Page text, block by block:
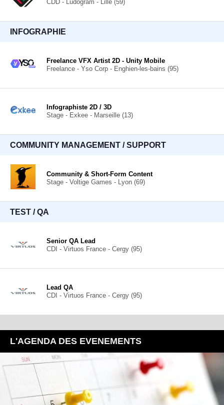
CDD - Ludogram - Lille (59)
INFOGRAPHIE
Freelance VFX Artist 2D - Unity Mobile
Freelance - Yso Corp - Enghien-les-bains (95)
Infographiste 2D / 3D
Stage - Exkee - Marseille (13)
COMMUNITY MANAGEMENT / SUPPORT
Community & Short-Form Content
Stage - Voltige Games - Lyon (69)
TEST / QA
Senior QA Lead
CDI - Virtuos France - Cergy (95)
Lead QA
CDI - Virtuos France - Cergy (95)
L'AGENDA DES EVENEMENTS